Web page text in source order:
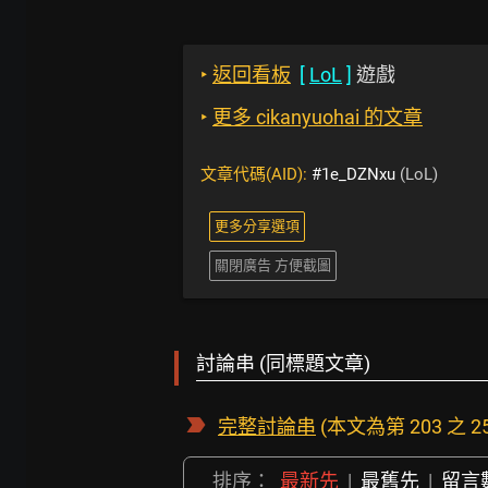
‣ 返回看板 [ LoL ] 遊戲
‣ 更多 cikanyuohai 的文章
文章代碼(AID): #1e_DZNxu (LoL)
更多分享選項
關閉廣告 方便截圖
討論串 (同標題文章)
完整討論串 (本文為第 203 之
排序： 最新先 | 最舊先 | 留言